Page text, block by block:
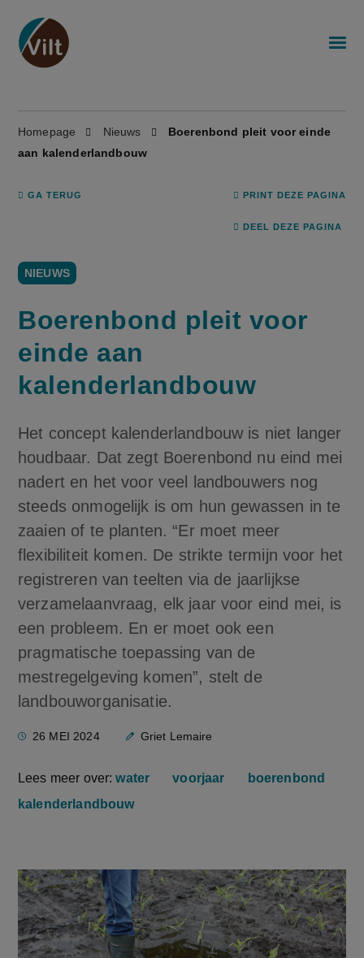
Homepage Nieuws
Boerenbond pleit voor einde
aan kalenderlandbouw
GA TERUG PRINT DEZE PAGINA
DEEL DEZE PAGINA
NIEUWS
Boerenbond pleit voor
einde aan
kalenderlandbouw
Het concept kalenderlandbouw is niet langer
houdbaar. Dat zegt Boerenbond nu eind mei
nadert en het voor veel landbouwers nog
steeds onmogelijk is om hun gewassen in te
zaaien of te planten. “Er moet meer
flexibiliteit komen. De strikte termijn voor het
registreren van teelten via de jaarlijkse
verzamelaanvraag, elk jaar voor eind mei, is
een probleem. En er moet ook een
pragmatische toepassing van de
mestregelgeving komen”, stelt de
landbouworganisatie.
26 MEI 2024 Griet Lemaire
Lees meer over:water voorjaar
boerenbond
kalenderlandbouw